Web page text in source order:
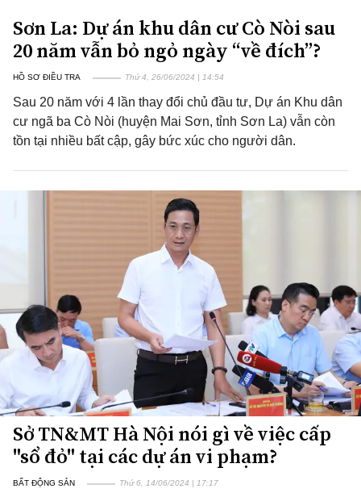
Sơn La: Dự án khu dân cư Cò Nòi sau
20 năm vẫn bỏ ngỏ ngày “về đích”?
HỒ SƠ ĐIỀU TRA Thứ 4, 26/06/2024 | 14:54
Sau 20 năm với 4 lần thay đổi chủ đầu tư, Dự án Khu dân
cư ngã ba Cò Nòi (huyện Mai Sơn, tỉnh Sơn La) vẫn còn
tồn tại nhiều bất cập, gây bức xúc cho người dân.
Sở TN&MT Hà Nội nói gì về việc cấp
"sổ đỏ" tại các dự án vi phạm?
BẤT ĐỘNG SẢN Thứ 6, 14/06/2024 | 17:17